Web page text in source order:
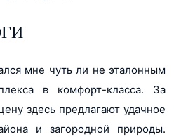
мне чуть ли не эталонным
в комфорт-класса. За
здесь предлагают удачное
и загородной природы.